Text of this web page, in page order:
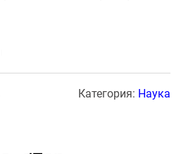
Категория: Наука